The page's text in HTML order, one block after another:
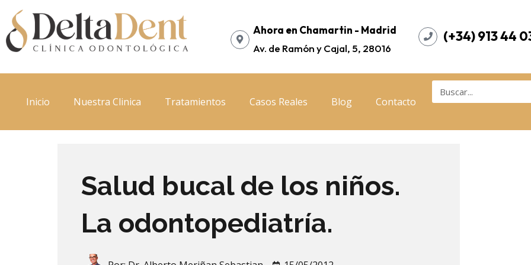
contenido
Ahora en Chamartin - Madrid
Av. de Ramón y Cajal, 5, 28016
(+34) 913 44
Inicio Nuestra Clinica Tratamientos Casos Reales Blog Contacto
Salud bucal de los niños.
La odontopediatría.